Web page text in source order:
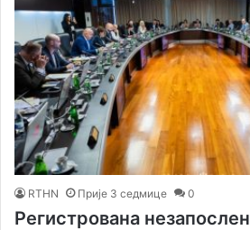
RTHN Прије 3 седмице 0
Регистрована